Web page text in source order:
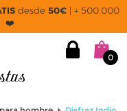
desde 50€| + 500.000
❤️
0